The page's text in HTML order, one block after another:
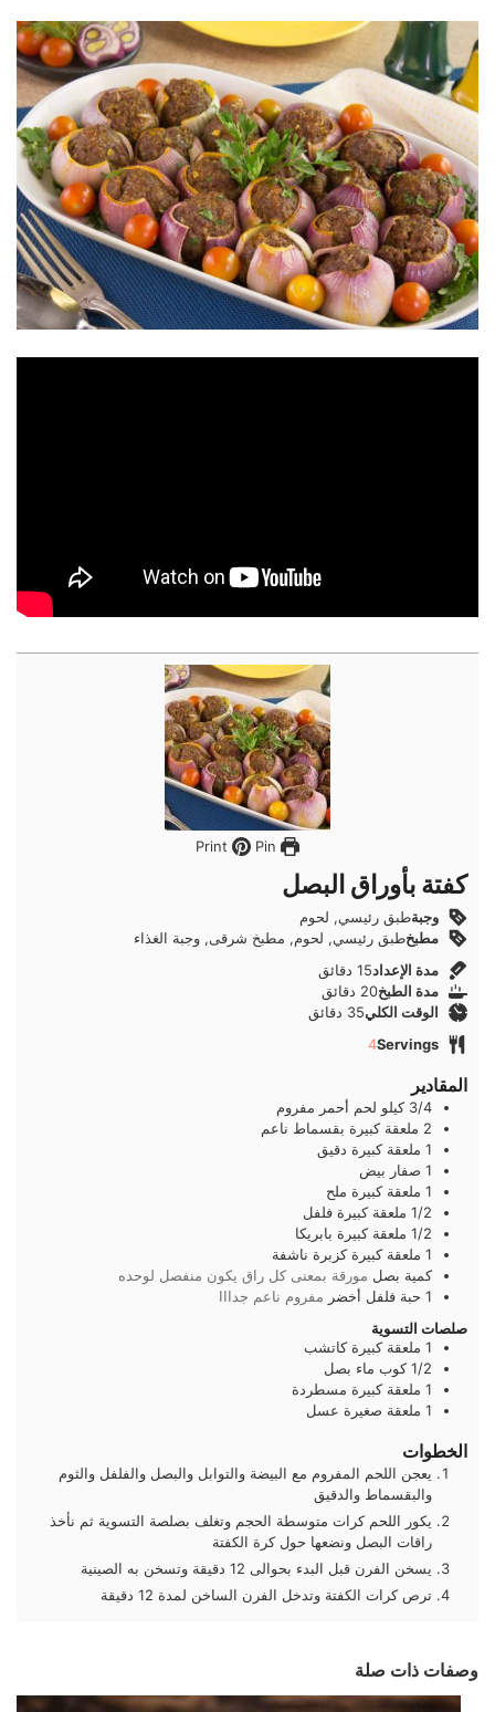
Pin
كفتة بأوراق البصل
وجبةطبق رئيسي, لحوم
مطبخطبق رئيسي, لحوم, مطبخ شرقى, وجبة الغذاء
مدة الإعداد15دقائق
دقائق
مدة الطبخ20 دقائق
دقائق
الوقت الكلي35 دقائق
دقائق
Servings
4
المقادير
3/4 كيلو لحم أحمر مفروم
2 ملعقة كبيرة بقسماط ناعم
1 ملعقة كبيرة دقيق
1 صفار بيض
1 ملعقة كبيرة ملح
1/2 ملعقة كبيرة فلفل
1/2 ملعقة كبيرة بابريكا
1 ملعقة كبيرةكزبرة ناشفة
كمية بصل مورقة بمعنى كل راق يكون منفصل لوحده
1 حبة فلفل أخضر مفروم ناعم جدااا
صلصات التسوية
1 ملعقة كبيرةكاتشب
1/2 كوب ماء بصل
1 ملعقة كبيرة مسطردة
1 ملعقة صغيرة عسل
الخطوات
يعجن اللحم المفروم مع البيضة والتوابل والبصل والفلفل والثوم
والبقسماط والدقيق
يكور اللحم كرات متوسطة الحجم وتغلف بصلصة التسوية ثم نأخذ
راقات البصل ونضعها حول كرة الكفتة
يسخن الفرن قبل البدء بحوالى 12 دقيقة وتسخن به الصينية
ترص كرات الكفتة وتدخل الفرن الساخن لمدة 12 دقيقة
وصفات ذات صلة